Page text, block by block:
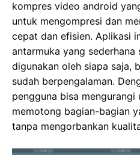
kompres video android
untuk mengompresi dan
cepat dan efisien. Aplikasi
antarmuka yang sederhana
digunakan oleh siapa saja,
sudah berpengalaman.
pengguna bisa
memotong bagian-bagian
tanpa mengorbankan